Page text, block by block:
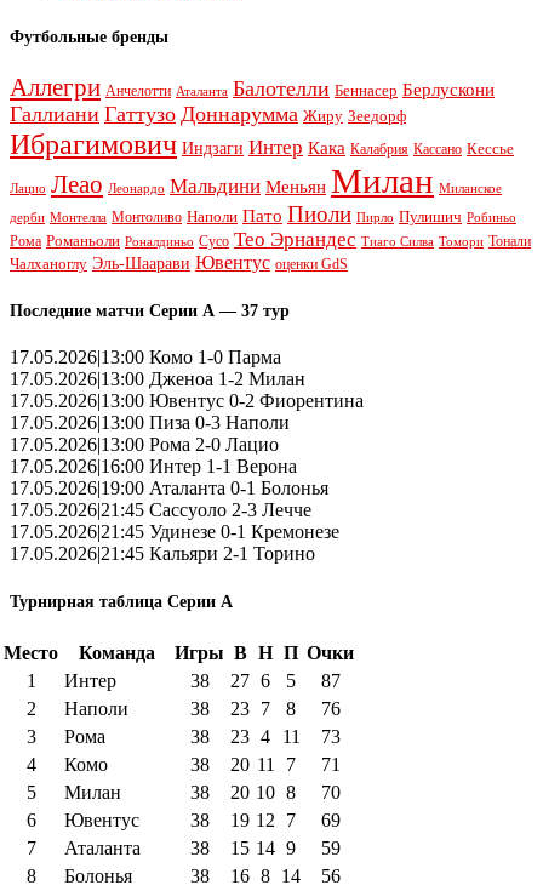
Футбольные бренды
Аллегри Анчелотти Аталанта Балотелли Беннасер Берлускони
Галлиани Гаттузо Доннарумма Жиру Зеедорф
Ибрагимович Индзаги Интер Кака Калабрия Кассано Кессье
Лацио Леао Леонардо Мальдини Меньян Милан Миланское
дерби Монтелла Монтоливо Наполи Пато Пиоли Пирло Пулишич Робиньо
Рома Романьоли Роналдиньо Сусо Тео Эрнандес Тиаго Силва Томори Тонали
Чалханоглу Эль-Шаарави Ювентус оценки GdS
Последние матчи Серии А — 37 тур
17.05.2026|13:00 Комо 1-0 Парма
17.05.2026|13:00 Дженоа 1-2 Милан
17.05.2026|13:00 Ювентус 0-2 Фиорентина
17.05.2026|13:00 Пиза 0-3 Наполи
17.05.2026|13:00 Рома 2-0 Лацио
17.05.2026|16:00 Интер 1-1 Верона
17.05.2026|19:00 Аталанта 0-1 Болонья
17.05.2026|21:45 Сассуоло 2-3 Лечче
17.05.2026|21:45 Удинезе 0-1 Кремонезе
17.05.2026|21:45 Кальяри 2-1 Торино
Турнирная таблица Серии А
Место Команда Игры В Н П Очки
1
Интер 38 27 6 5
87
2
Наполи 38 23 7 8
76
3
Рома 38 23 4 11
73
4
Комо 38 20 11 7
71
5
Милан 38 20 10 8
70
6
Ювентус 38 19 12 7
69
7
Аталанта 38 15 14 9
59
8
Болонья 38 16 8 14
56